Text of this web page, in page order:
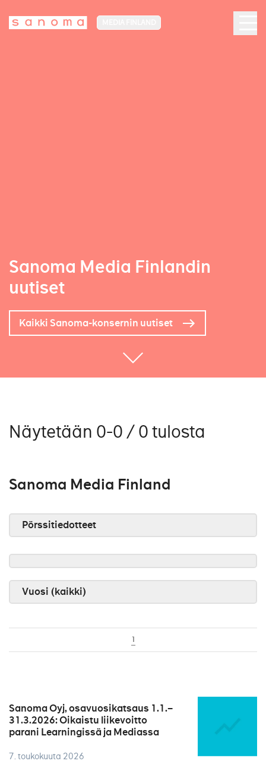
Sanoma Media Finlandin
uutiset
Kaikki Sanoma-konsernin uutiset
Näytetään 0-0 / 0 tulosta
Sanoma Media Finland
Pörssitiedotteet
Vuosi (kaikki)
1
Sanoma Oyj, osavuosikatsaus 1.1.–
31.3.2026: Oikaistu liikevoitto
parani Learningissä ja Mediassa
7. toukokuuta 2026